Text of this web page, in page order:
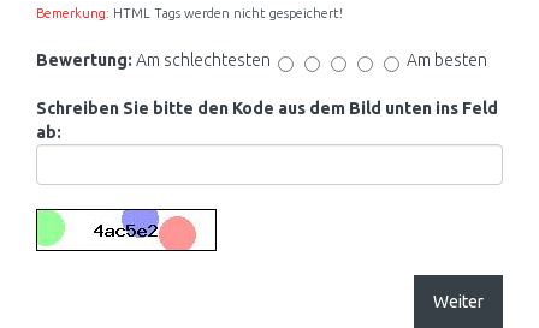
Bemerkung: HTML Tags werden nicht gespeichert!
Bewertung: Am schlechtesten Am besten
Schreiben Sie bitte den Kode aus dem Bild unten ins Feld
ab:
Weiter